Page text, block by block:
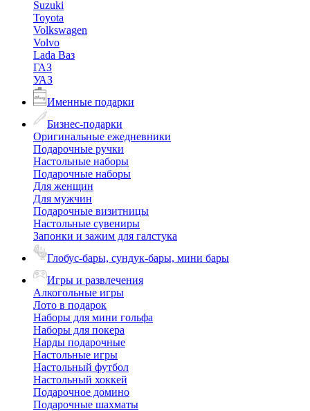
Suzuki
Toyota
Volkswagen
Volvo
Lada Ваз
ГАЗ
УАЗ
Именные подарки
Бизнес-подарки
Оригинальные ежедневники
Подарочные ручки
Настольные наборы
Подарочные наборы
Для женщин
Для мужчин
Подарочные визитницы
Настольные сувениры
Запонки и зажим для галстука
Глобус-бары, сундук-бары, мини бары
Игры и развлечения
Алкогольные игры
Лото в подарок
Наборы для мини гольфа
Наборы для покера
Нарды подарочные
Настольные игры
Настольный футбол
Настольный хоккей
Подарочное домино
Подарочные шахматы